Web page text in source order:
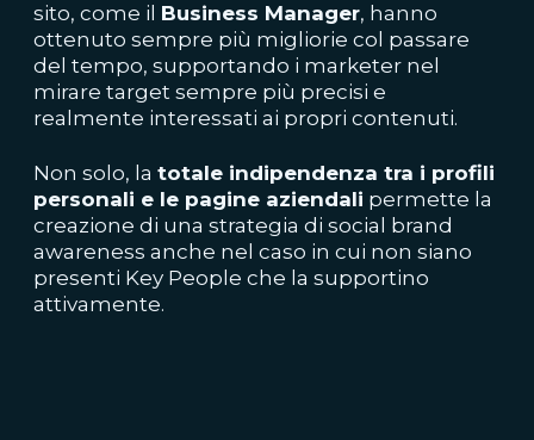
sito, come il Business Manager, hanno
ottenuto sempre più migliorie col passare
del tempo, supportando i marketer nel
mirare target sempre più precisi e
realmente interessati ai propri contenuti.
Non solo, la totale indipendenza tra i profili
personali e le pagine aziendali permette la
creazione di una strategia di social brand
awareness anche nel caso in cui non siano
presenti Key People che la supportino
attivamente.